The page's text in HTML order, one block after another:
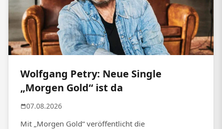
Wolfgang Petry: Neue Single
„Morgen Gold“ ist da
07.08.2026
Mit „Morgen Gold“ veröffentlicht die